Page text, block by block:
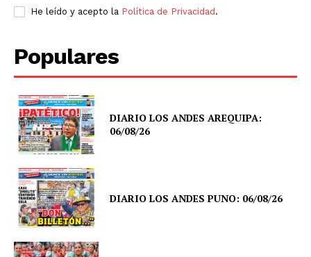
He leído y acepto la Política de Privacidad.
Populares
DIARIO LOS ANDES AREQUIPA:
06/08/26
DIARIO LOS ANDES PUNO: 06/08/26